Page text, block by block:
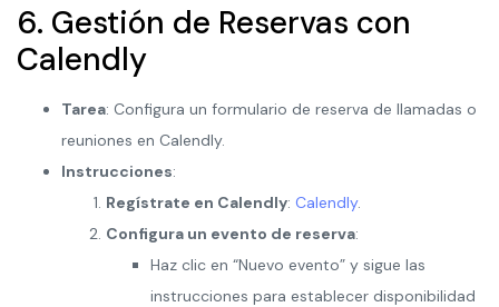
6. Gestión de Reservas con
Calendly
Tarea: Configura un formulario de reserva de llamadas o
reuniones en Calendly.
Instrucciones:
Regístrate en Calendly: Calendly.
Configura un evento de reserva:
Haz clic en “Nuevo evento” y sigue las
instrucciones para establecer disponibilidad